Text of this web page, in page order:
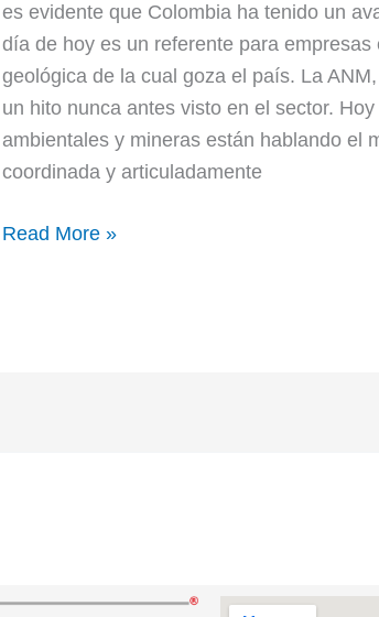
es evidente que Colombia ha tenido un
día de hoy es un referente para
geológica de la cual goza el país. La
un hito nunca antes visto en el sector.
ambientales y mineras están hablando el
coordinada y articuladamente
Read More »